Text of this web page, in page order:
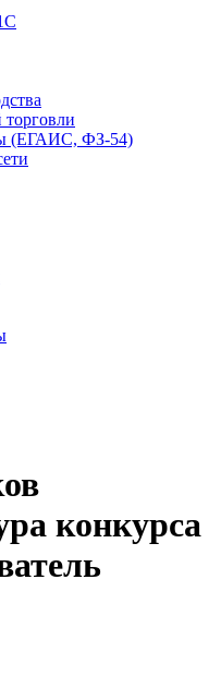
торговли
(ЕГАИС, ФЗ-54)
конкурса